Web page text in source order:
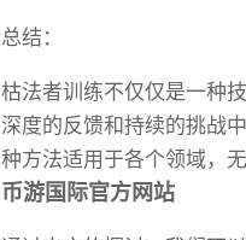
总结：
枯法者训练不仅仅是一种
深度的反馈和持续的挑战
种方法适用于各个领域，
币游国际官方网站